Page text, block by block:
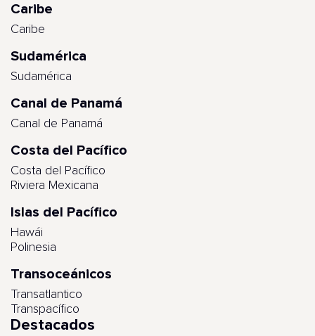
Caribe
Caribe
Sudamérica
Sudamérica
Canal de Panamá
Canal de Panamá
Costa del Pacífico
Costa del Pacífico
Riviera Mexicana
Islas del Pacífico
Hawái
Polinesia
Transoceánicos
Transatlantico
Transpacífico
Destacados